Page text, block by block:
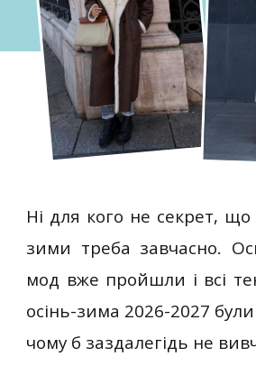
Ні для кого не секрет, що
зими треба завчасно.
мод вже пройшли і всі
осінь-зима 2026-2027
чому б заздалегідь не